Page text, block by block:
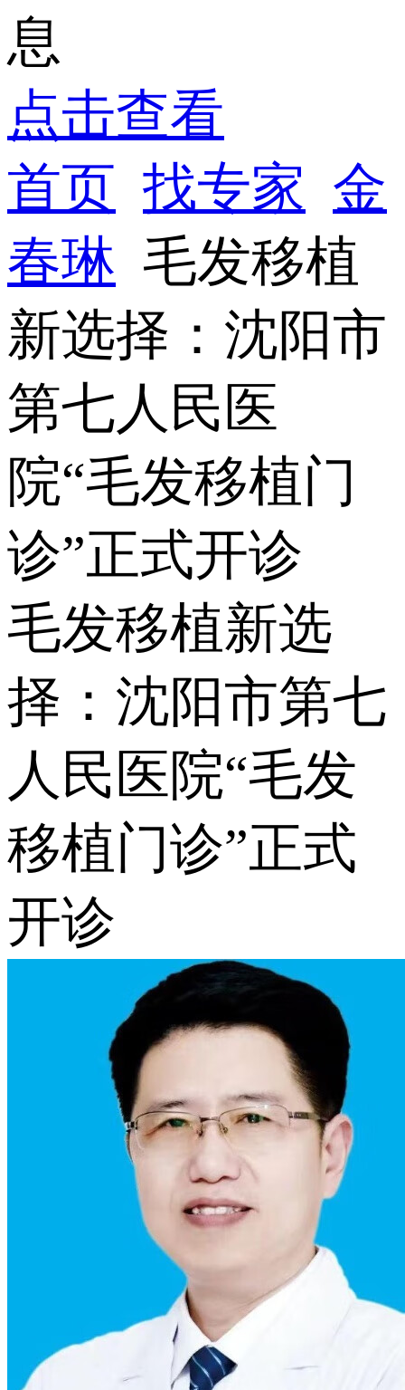
息
点击查看
首页 找专家 金
春琳 毛发移植
新选择：沈阳市
第七人民医
院“毛发移植门
诊”正式开诊
毛发移植新选
择：沈阳市第七
人民医院“毛发
移植门诊”正式
开诊